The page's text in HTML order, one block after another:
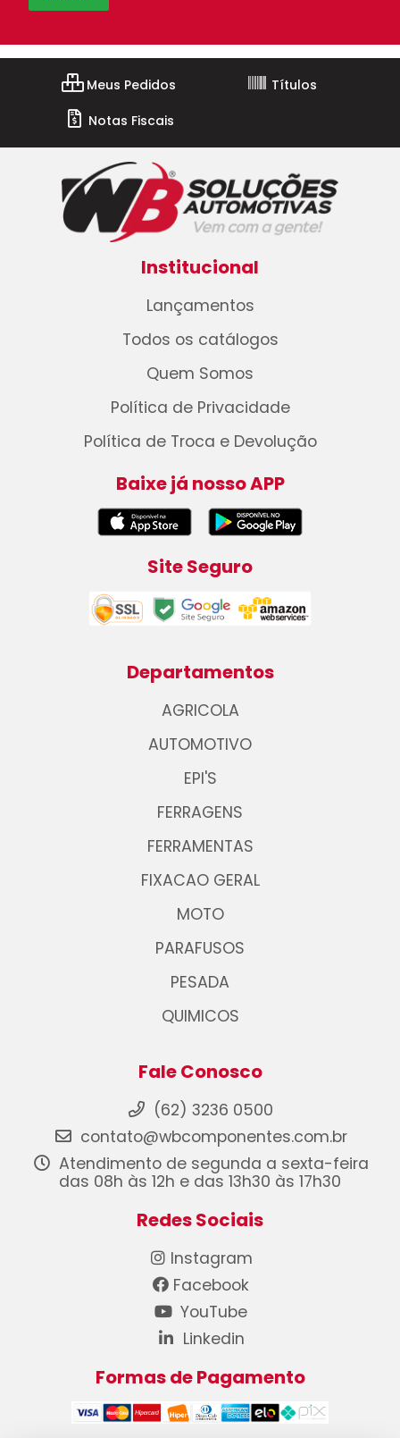
Meus Pedidos
Títulos
Notas Fiscais
Institucional
Lançamentos
Todos os catálogos
Quem Somos
Política de Privacidade
Política de Troca e Devolução
Baixe já nosso APP
Site Seguro
Departamentos
AGRICOLA
AUTOMOTIVO
EPI'S
FERRAGENS
FERRAMENTAS
FIXACAO GERAL
MOTO
PARAFUSOS
PESADA
QUIMICOS
Fale Conosco
(62) 3236 0500
contato@wbcomponentes.com.br
Atendimento de segunda a sexta-feira
das 08h às 12h e das 13h30 às 17h30
Redes Sociais
Instagram
Facebook
YouTube
Linkedin
Formas de Pagamento